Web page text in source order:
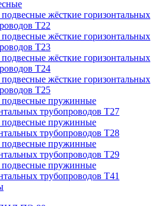
жёсткие горизонтальных
Т22
жёсткие горизонтальных
Т23
жёсткие горизонтальных
Т24
жёсткие горизонтальных
Т25
пружинные
трубопроводов Т27
пружинные
трубопроводов Т28
пружинные
трубопроводов Т29
пружинные
трубопроводов Т41